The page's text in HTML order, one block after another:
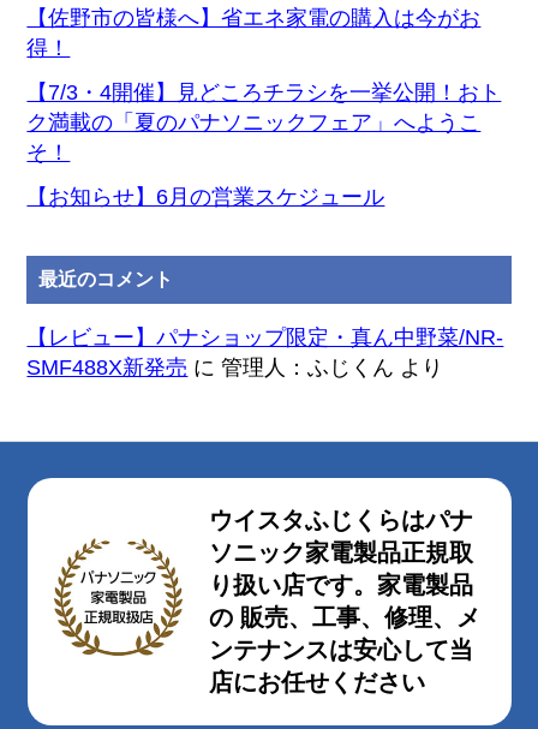
【佐野市の皆様へ】省エネ家電の購入は今がお
得！
【7/3・4開催】見どころチラシを一挙公開！おト
ク満載の「夏のパナソニックフェア」へようこ
そ！
【お知らせ】6月の営業スケジュール
最近のコメント
【レビュー】パナショップ限定・真ん中野菜/NR-
SMF488X新発売 に管理人：ふじくん より
ウイスタふじくらはパナ
ソニック家電製品正規取
り扱い店です。家電製品
の 販売、工事、修理、メ
ンテナンスは安心して当
店にお任せください